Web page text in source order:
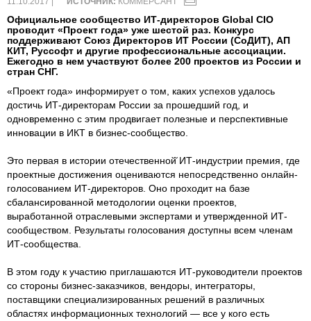
Официальное сообщество ИТ-директоров Global CIO
проводит «Проект года» уже шестой раз. Конкурс
поддерживают Союз Директоров ИТ России (СоДИТ), АП
КИТ, Руссофт и другие профессиональные ассоциации.
Ежегодно в нем участвуют более 200 проектов из России и
стран СНГ.
«Проект года» информирует о том, каких успехов удалось
достичь ИТ-директорам России за прошедший год, и
одновременно с этим продвигает полезные и перспективные
инновации в ИКТ в бизнес-сообщество.
Это первая в истории отечественной̆ ИТ-индустрии премия, где
проектные достижения оцениваются непосредственно онлайн-
голосованием ИТ-директоров. Оно проходит на базе
сбалансированной методологии оценки проектов,
выработанной отраслевыми экспертами и утвержденной ИТ-
сообществом. Результаты голосования доступны всем членам
ИТ-сообщества.
В этом году к участию приглашаются ИТ-руководители проектов
со стороны бизнес-заказчиков, вендоры, интеграторы,
поставщики специализированных решений в различных
областях информационных технологий — все у кого есть